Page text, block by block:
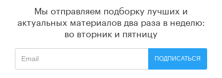
Мы отправляем подборку лучших и
актуальных материалов два раза в неделю:
во вторник и пятницу
ПОДПИСАТЬСЯ